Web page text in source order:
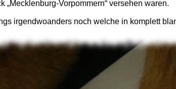
„Mecklenburg-Vorpommern“ versehen waren.
irgendwoanders noch welche in komplett